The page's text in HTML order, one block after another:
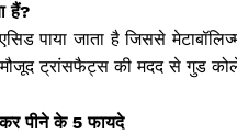
हैं?
पाया जाता है जिससे
मौजूद ट्रांसफैट्स की मदद से गुड
पीने के 5 फायदे